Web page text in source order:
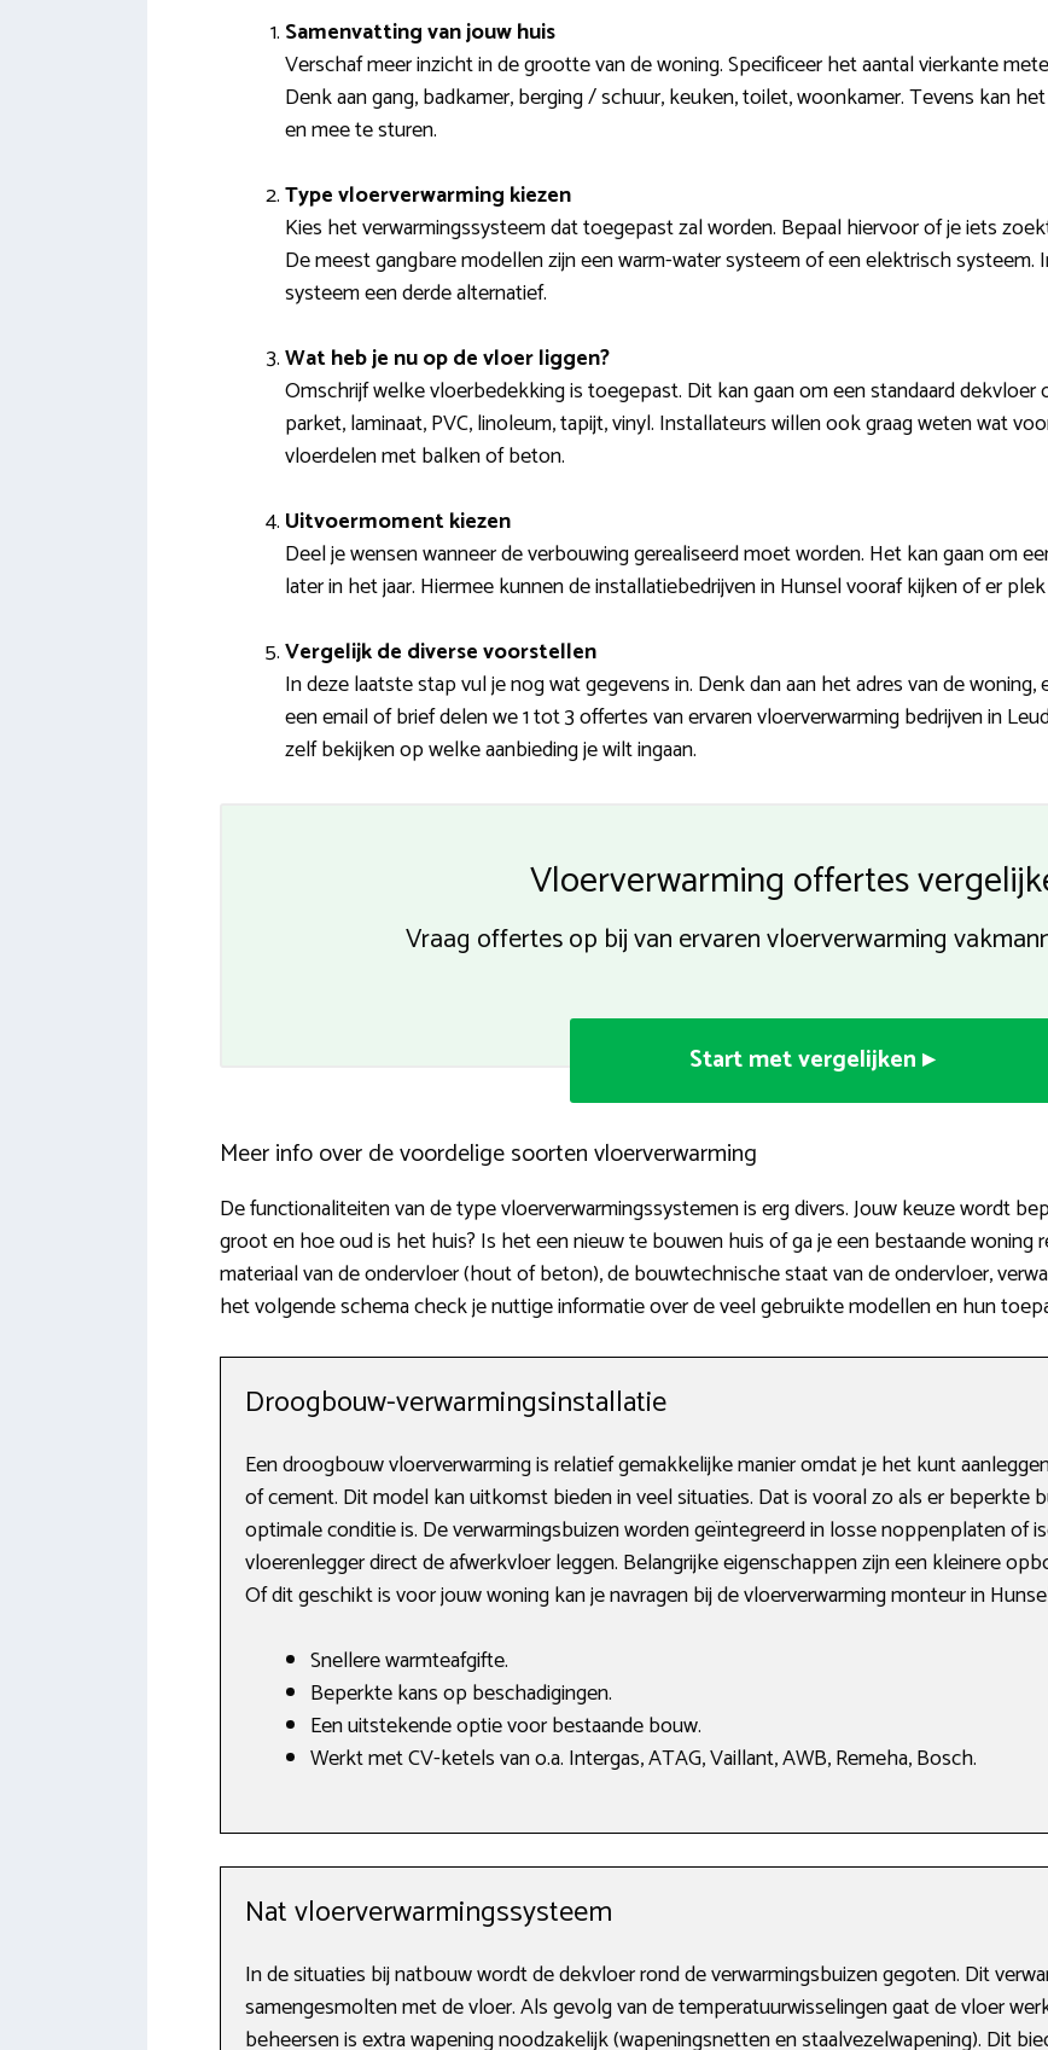
Samenvatting van jouw huis
Verschaf meer inzicht in de grootte van de woning. Specificeer het aantal vierkante
Denk aan gang, badkamer, berging / schuur, keuken, toilet, woonkamer. Tevens kan
en mee te sturen.
Type vloerverwarming kiezen
Kies het verwarmingssysteem dat toegepast zal worden. Bepaal hiervoor of je iets
De meest gangbare modellen zijn een warm-water systeem of een elektrisch systeem.
systeem een derde alternatief.
Wat heb je nu op de vloer liggen?
Omschrijf welke vloerbedekking is toegepast. Dit kan gaan om een standaard
parket, laminaat, PVC, linoleum, tapijt, vinyl. Installateurs willen ook graag weten wat
vloerdelen met balken of beton.
Uitvoermoment kiezen
Deel je wensen wanneer de verbouwing gerealiseerd moet worden. Het kan gaan om
later in het jaar. Hiermee kunnen de installatiebedrijven in Hunsel vooraf kijken of er
Vergelijk de diverse voorstellen
In deze laatste stap vul je nog wat gegevens in. Denk dan aan het adres van de
een email of brief delen we 1 tot 3 offertes van ervaren vloerverwarming bedrijven in
zelf bekijken op welke aanbieding je wilt ingaan.
Vloerverwarming offertes
Vraag offertes op bij van ervaren vloerverwarming
Start met vergelijken ▸
Meer info over de voordelige soorten vloerverwarming
De functionaliteiten van de type vloerverwarmingssystemen is erg divers. Jouw keuze wordt
groot en hoe oud is het huis? Is het een nieuw te bouwen huis of ga je een bestaande woning
materiaal van de ondervloer (hout of beton), de bouwtechnische staat van de ondervloer,
het volgende schema check je nuttige informatie over de veel gebruikte modellen en hun
Droogbouw-verwarmingsinstallatie
Een droogbouw vloerverwarming is relatief gemakkelijke manier omdat je het kunt
of cement. Dit model kan uitkomst bieden in veel situaties. Dat is vooral zo als er beperkte
optimale conditie is. De verwarmingsbuizen worden geïntegreerd in losse noppenplaten of
vloerenlegger direct de afwerkvloer leggen. Belangrijke eigenschappen zijn een kleinere
Of dit geschikt is voor jouw woning kan je navragen bij de vloerverwarming monteur in
Snellere warmteafgifte.
Beperkte kans op beschadigingen.
Een uitstekende optie voor bestaande bouw.
Werkt met CV-ketels van o.a. Intergas, ATAG, Vaillant, AWB, Remeha, Bosch.
Nat vloerverwarmingssysteem
In de situaties bij natbouw wordt de dekvloer rond de verwarmingsbuizen gegoten. Dit
samengesmolten met de vloer. Als gevolg van de temperatuurwisselingen gaat de vloer
beheersen is extra wapening noodzakelijk (wapeningsnetten en staalvezelwapening). Dit